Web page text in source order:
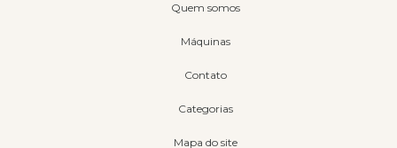
Quem somos
Máquinas
Contato
Categorias
Mapa do site